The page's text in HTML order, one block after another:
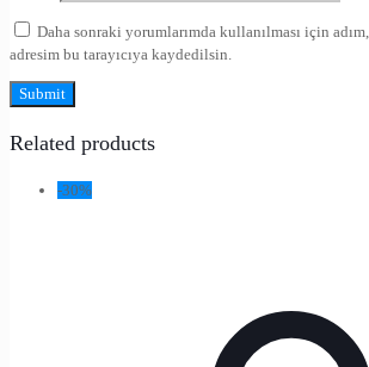
Daha sonraki yorumlarımda kullanılması için
adresim bu tarayıcıya kaydedilsin.
Related products
-30%